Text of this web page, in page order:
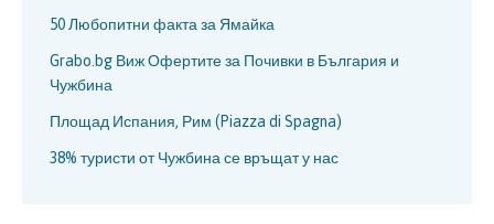
50 Любопитни факта за Ямайка
Grabo.bg Виж Офертите за Почивки в България и
Чужбина
Площад Испания, Рим (Piazza di Spagna)
38% туристи от Чужбина се връщат у нас